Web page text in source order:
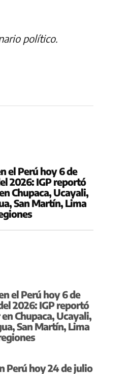
político.
el Perú hoy 6 de
2026: IGP reportó
Chupaca, Ucayali,
San Martín, Lima
el Perú hoy 6 de
2026: IGP reportó
Chupaca, Ucayali,
San Martín, Lima
Perú hoy 24 de julio